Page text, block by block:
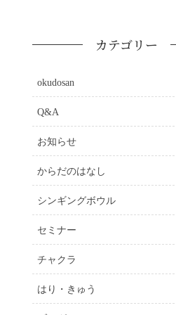
カテゴリー
okudosan
Q&A
お知らせ
からだのはなし
シンギングボウル
セミナー
チャクラ
はり・きゅう